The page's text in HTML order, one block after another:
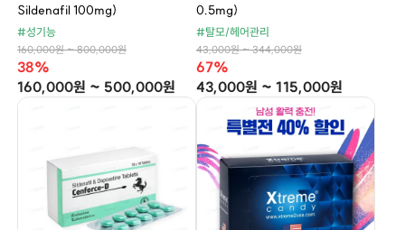
Sildenafil 100mg)
#성기능
160,000원 ~ 800,000원
38%
160,000원 ~ 500,000원
0.5mg)
#탈모/헤어관리
43,000원 ~ 344,000원
67%
43,000원 ~ 115,000원